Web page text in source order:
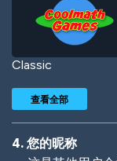
Classic
查看全部
4. 您的昵称